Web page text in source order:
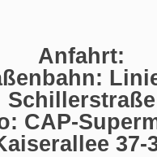
Anfahrt:
Schillerstraße
CAP-
37-